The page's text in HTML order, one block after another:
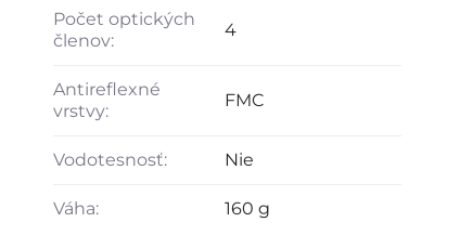
Počet optických
členov:
4
Antireflexné
vrstvy:
FMC
Vodotesnosť: Nie
Váha: 160 g